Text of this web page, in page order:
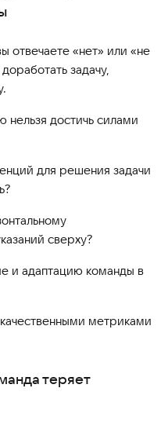
отвечаете «нет» или «не
задачу,
нельзя достичь силами
для решения задачи
сверху?
и адаптацию команды в
метриками
теряет